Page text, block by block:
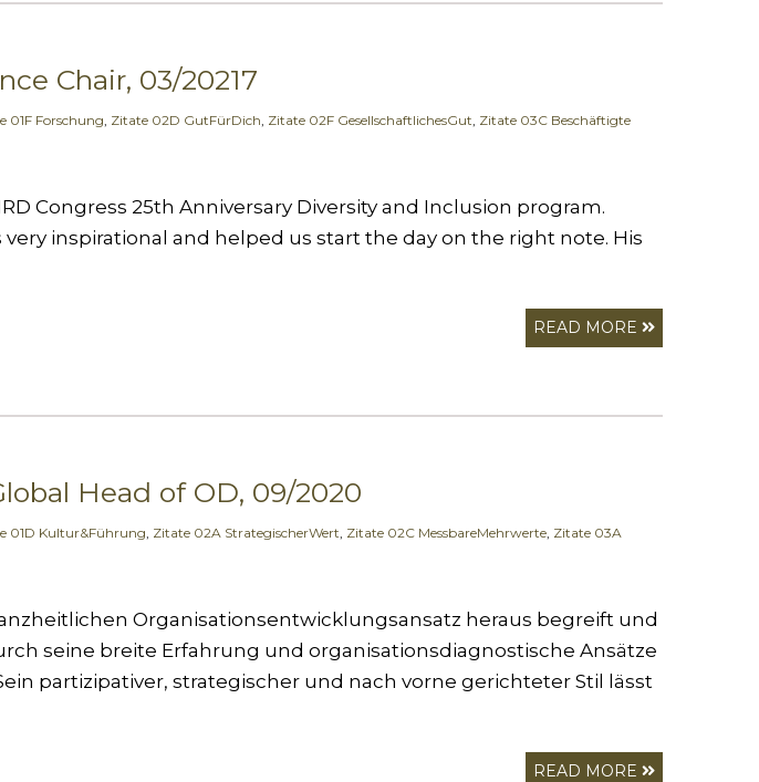
Chair, 03/20217
01F Forschung Zitate 02D GutFürDich Zitate 02F GesellschaftlichesGut Zitate 03C Beschäftigte
Congress 25th Anniversary Diversity and Inclusion program.
inspirational and helped us start the day on the right note. His
READ MORE
Head of OD, 09/2020
01D Kultur&Führung Zitate 02A StrategischerWert Zitate 02C MessbareMehrwerte Zitate 03A
Organisationsentwicklungsansatz heraus begreift und
seine breite Erfahrung und organisationsdiagnostische Ansätze
partizipativer, strategischer und nach vorne gerichteter Stil lässt
READ MORE